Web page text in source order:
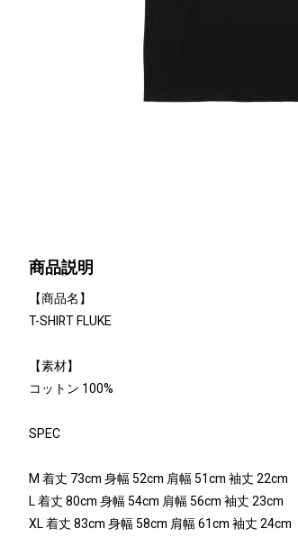
商品説明
【商品名】
T-SHIRT FLUKE
【素材】
コットン 100%
SPEC
M 着丈 73cm 身幅 52cm 肩幅 51cm 袖丈 22cm
L 着丈 80cm 身幅 54cm 肩幅 56cm 袖丈 23cm
XL 着丈 83cm 身幅 58cm 肩幅 61cm 袖丈 24cm